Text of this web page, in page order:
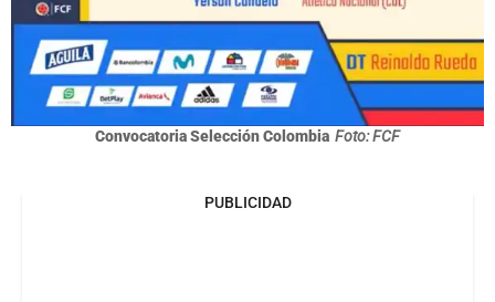
Convocatoria Selección Colombia Foto: FCF
PUBLICIDAD